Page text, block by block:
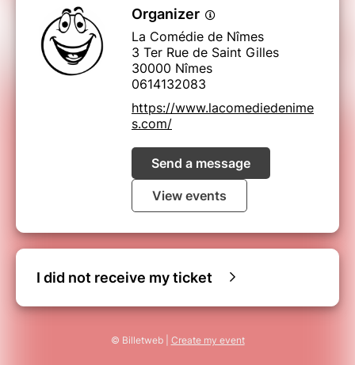
Organizer
La Comédie de Nîmes
3 Ter Rue de Saint Gilles
30000 Nîmes
0614132083
https://www.lacomediedenime
s.com/
Send a message
View events
I did not receive my ticket
© Billetweb | Create my event